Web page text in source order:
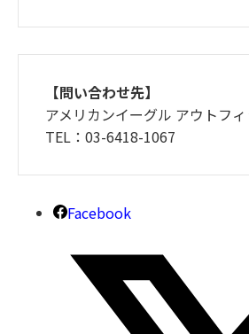
【問い合わせ先】
アメリカンイーグル アウトフ
TEL：03-6418-1067
Facebook